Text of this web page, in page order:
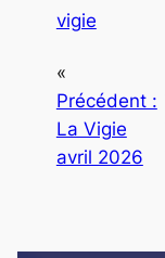
vigie
«
Précédent :
La Vigie
avril 2026